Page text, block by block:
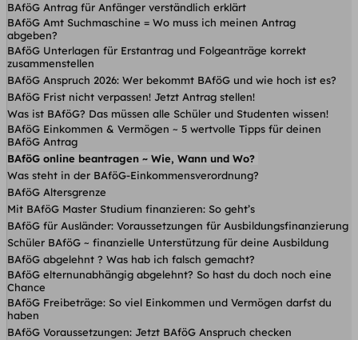
BAföG Antrag für Anfänger verständlich erklärt
BAföG Amt Suchmaschine = Wo muss ich meinen Antrag
abgeben?
BAföG Unterlagen für Erstantrag und Folgeanträge korrekt
zusammenstellen
BAföG Anspruch 2026: Wer bekommt BAföG und wie hoch ist es?
BAföG Frist nicht verpassen! Jetzt Antrag stellen!
Was ist BAföG? Das müssen alle Schüler und Studenten wissen!
BAföG Einkommen & Vermögen ~ 5 wertvolle Tipps für deinen
BAföG Antrag
BAföG online beantragen ~ Wie, Wann und Wo?
Was steht in der BAföG-Einkommensverordnung?
BAföG Altersgrenze
Mit BAföG Master Studium finanzieren: So geht’s
BAföG für Ausländer: Voraussetzungen für Ausbildungsfinanzierung
Schüler BAföG ~ finanzielle Unterstützung für deine Ausbildung
BAföG abgelehnt ? Was hab ich falsch gemacht?
BAföG elternunabhängig abgelehnt? So hast du doch noch eine
Chance
BAföG Freibeträge: So viel Einkommen und Vermögen darfst du
haben
BAföG Voraussetzungen: Jetzt BAföG Anspruch checken